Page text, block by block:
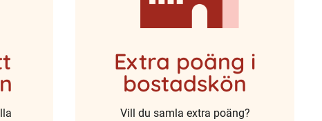
Extra poäng i
bostadskön
Vill du samla extra poäng?